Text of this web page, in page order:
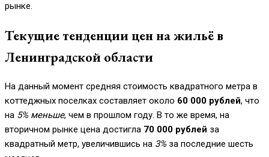
рынке.
Текущие тенденции цен на жильё в
Ленинградской области
На данный момент средняя стоимость квадратного метра в
коттеджных поселках составляет около 60 000 рублей, что
на 5% меньше, чем в прошлом году. В то же время, на
вторичном рынке цена достигла 70 000 рублей за
квадратный метр, увеличившись на 3% за последние шесть